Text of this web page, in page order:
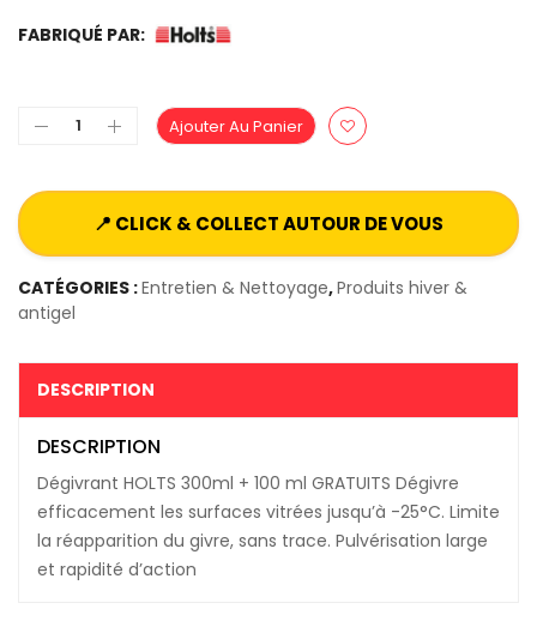
FABRIQUÉ PAR:
Ajouter Au Panier
📍 CLICK & COLLECT AUTOUR DE VOUS
CATÉGORIES :Entretien & Nettoyage,Produits hiver &
antigel
DESCRIPTION
DESCRIPTION
Dégivrant HOLTS 300ml + 100 ml GRATUITS Dégivre
efficacement les surfaces vitrées jusqu’à -25°C. Limite
la réapparition du givre, sans trace. Pulvérisation large
et rapidité d’action